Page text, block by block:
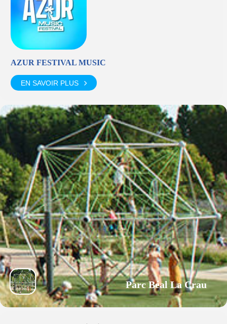
AZUR FESTIVAL MUSIC
EN SAVOIR PLUS
Parc Béal La Crau